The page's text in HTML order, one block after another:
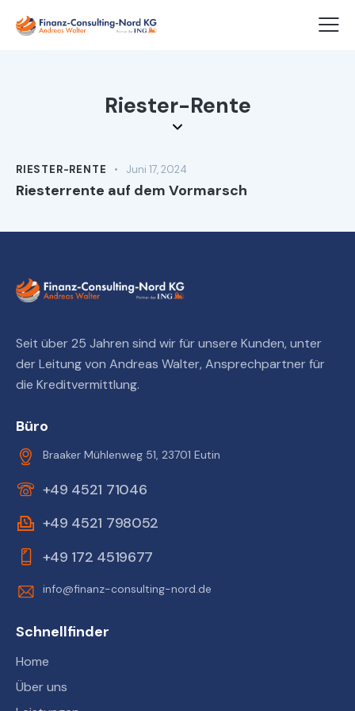
Riester-Rente
RIESTER-RENTE Juni 17, 2024
Riesterrente auf dem Vormarsch
Seit über 25 Jahren sind wir für unsere Kunden, unter
der Leitung von Andreas Walter, Ansprechpartner für
die Kreditvermittlung.
Büro
Braaker Mühlenweg 51, 23701 Eutin
+49 4521 71046
+49 4521 798052
+49 172 4519677
info@finanz-consulting-nord.de
Schnellfinder
Home
Über uns